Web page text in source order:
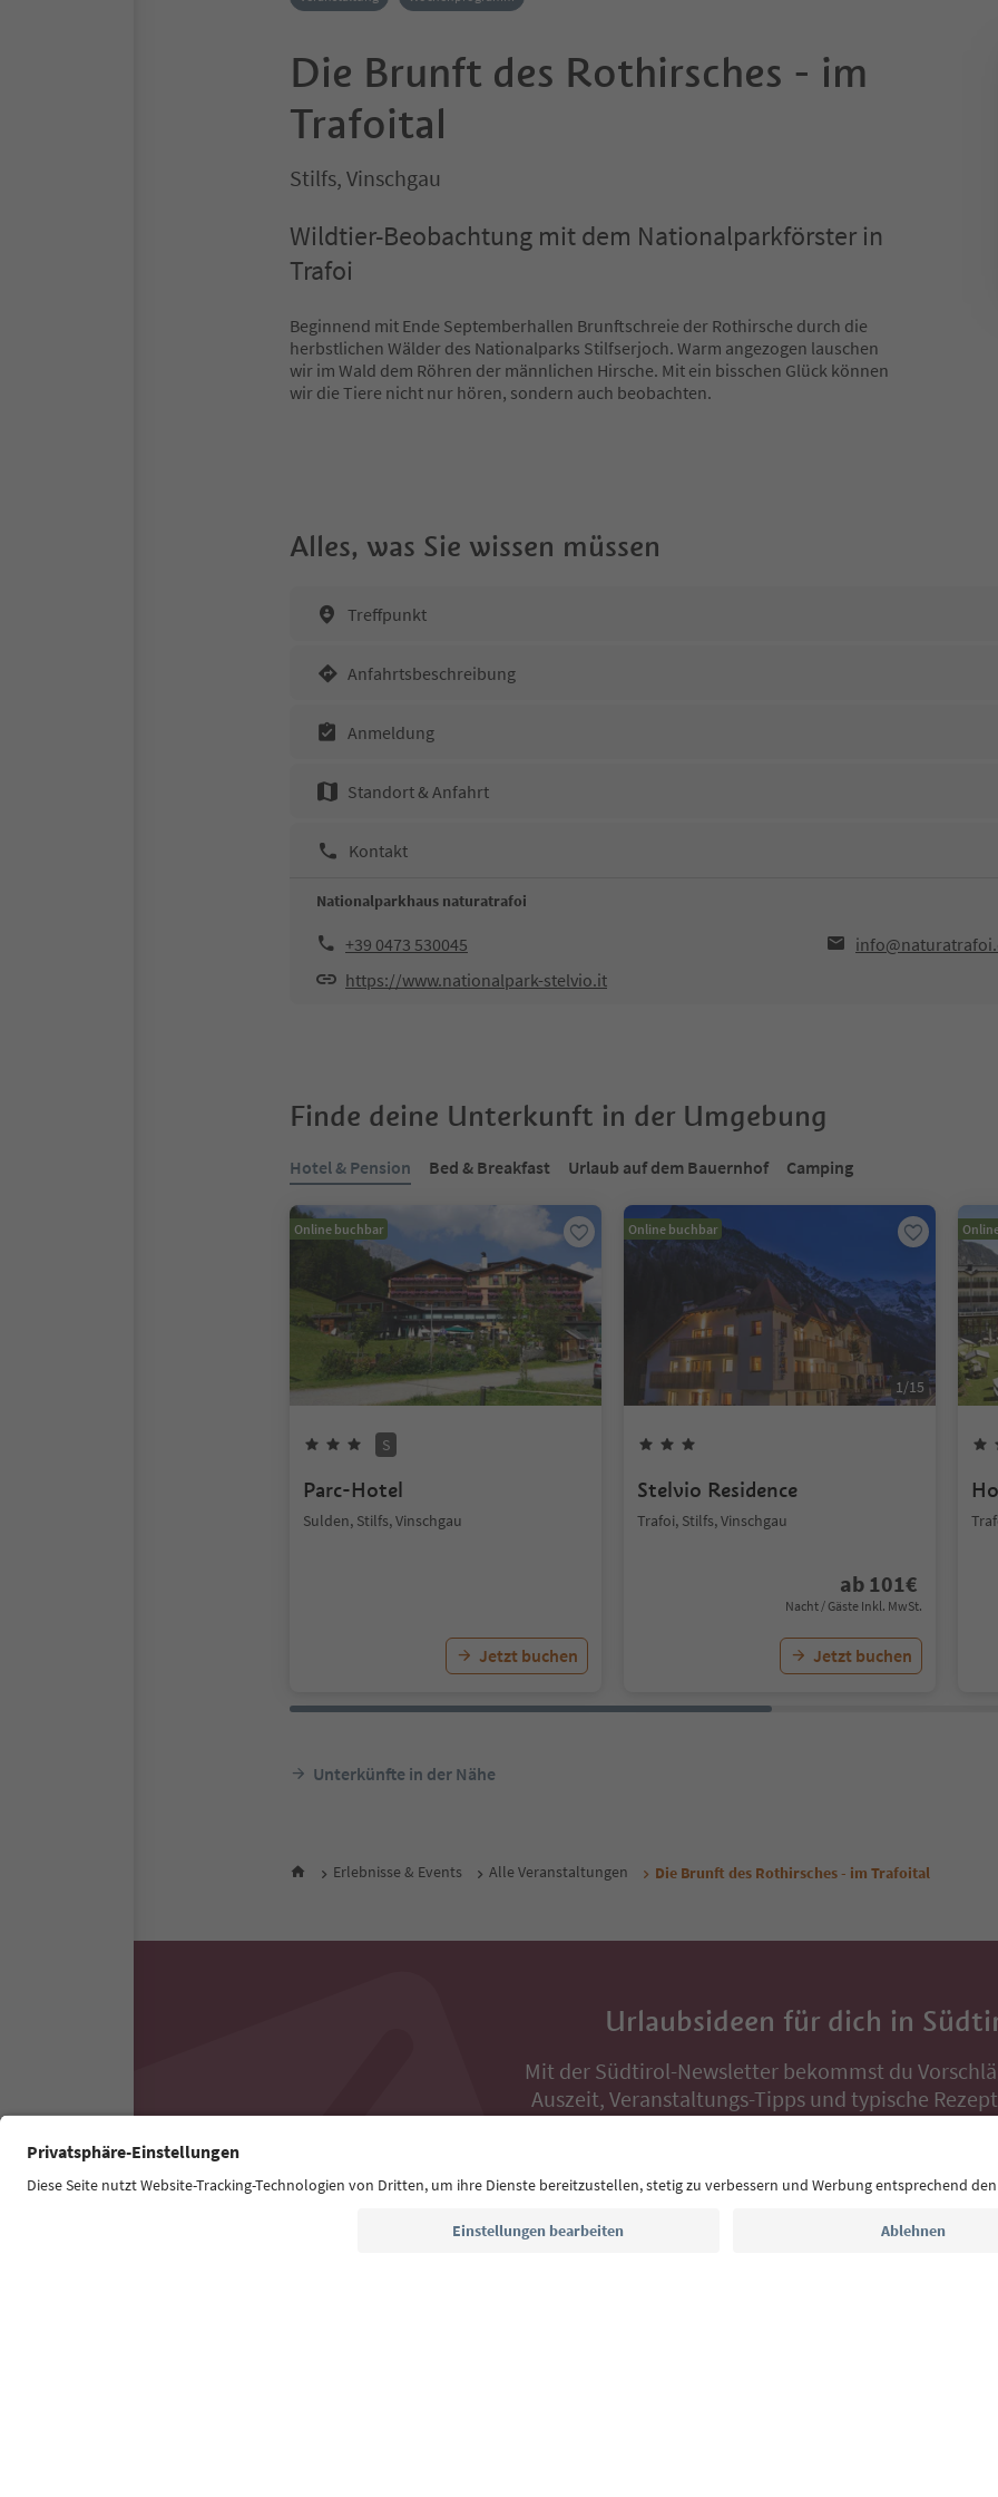
Die Brunft des Rothirsches - im
Trafoital
Stilfs, Vinschgau
Wildtier-Beobachtung mit dem Nationalparkförster in
Trafoi
Beginnend mit Ende Septemberhallen Brunftschreie der Rothirsche durch die
herbstlichen Wälder des Nationalparks Stilfserjoch. Warm angezogen lauschen
wir im Wald dem Röhren der männlichen Hirsche. Mit ein bisschen Glück können
wir die Tiere nicht nur hören, sondern auch beobachten.
Alles, was Sie wissen müssen
Treffpunkt
Anfahrtsbeschreibung
Anmeldung
Standort & Anfahrt
Kontakt
Nationalparkhaus naturatrafoi
+39 0473 530045
https://www.nationalpark-stelvio.it
Finde deine Unterkunft in der Umgebung
Hotel & Pension Bed & Breakfast Urlaub auf dem Bauernhof Camping
Online buchbar
S
Parc-Hotel
Sulden, Stilfs, Vinschgau
Jetzt buchen
Online buchbar
1/15
Stelvio Residence
Trafoi, Stilfs, Vinschgau
ab 101€
Nacht / Gäste Inkl. MwSt.
Jetzt buchen
Unterkünfte in der Nähe
Erlebnisse & Events Alle Veranstaltungen Die Brunft des Rothirsches - im Trafoital
Urlaubsideen für dich in
Mit der Südtirol-Newsletter bekommst du
Auszeit, Veranstaltungs-Tipps und typische